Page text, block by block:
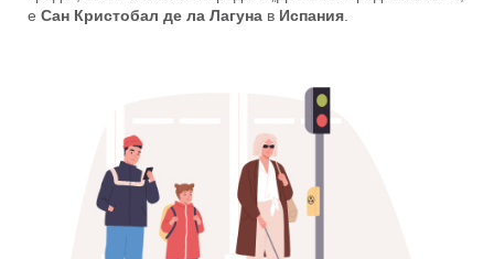
е Сан Кристобал де ла Лагуна в Испания